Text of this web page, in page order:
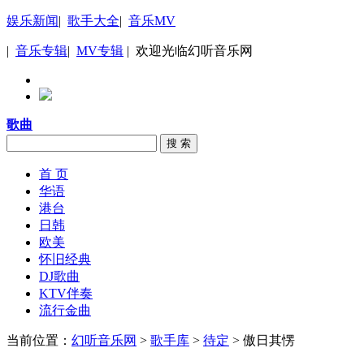
娱乐新闻| 歌手大全| 音乐MV
| 音乐专辑| MV专辑 | 欢迎光临幻听音乐网
歌曲
搜 索
首 页
华语
港台
日韩
欧美
怀旧经典
DJ歌曲
KTV伴奏
流行金曲
当前位置： 幻听音乐网 > 歌手库 > 待定 > 傲日其愣